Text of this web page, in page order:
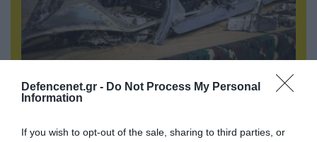
Defencenet.gr - Do Not Process My Personal
Information
If you wish to opt-out of the sale, sharing to third parties, or
Ιράν: Δημοσίευσε φωτογραφίες
drones που καταρρίφθηκαν